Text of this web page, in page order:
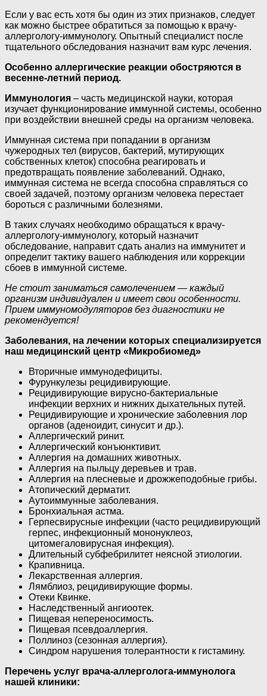
Если у вас есть хотя бы один из этих признаков, следует
как можно быстрее обратиться за помощью к врачу-
аллергологу-иммунологу. Опытный специалист после
тщательного обследования назначит вам курс лечения.
Особенно аллергические реакции обостряются в
весенне-летний период.
Иммунология – часть медицинской науки, которая
изучает функционирование иммунной системы, особенно
при воздействии внешней среды на организм человека.
Иммунная система при попадании в организм
чужеродных тел (вирусов, бактерий, мутирующих
собственных клеток) способна реагировать и
предотвращать появление заболеваний. Однако,
иммунная система не всегда способна справляться со
своей задачей, поэтому организм человека перестает
бороться с различными болезнями.
В таких случаях необходимо обращаться к врачу-
аллергологу-иммунологу, который назначит
обследование, направит сдать анализ на иммунитет и
определит тактику вашего наблюдения или коррекции
сбоев в иммунной системе.
Не стоит заниматься самолечением — каждый
организм индивидуален и имеет свои особенности.
Прием иммуномодуляторов без диагностики не
рекомендуется!
Заболевания, на лечении которых специализируется
наш медицинский центр «Микробиомед»
Вторичные иммунодефициты.
Фурункулезы рецидивирующие.
Рецидивирующие вирусно-бактериальные
инфекции верхних и нижних дыхательных путей.
Рецидивирующие и хронические заболевния лор
органов (аденоидит, синусит и др.).
Аллергический ринит.
Аллергический конъюнктивит.
Аллергия на домашних животных.
Аллергия на пыльцу деревьев и трав.
Аллергия на плесневые и дрожжеподобные грибы.
Атопический дерматит.
Аутоиммунные заболевания.
Бронхиальная астма.
Герпесвирусные инфекции (часто рецидивирующий
герпес, инфекционный мононуклеоз,
цитомегаловирусная инфекция).
Длительный субфебрилитет неясной этиологии.
Крапивница.
Лекарственная аллергия.
Лямблиоз, рецидивирующие формы.
Отеки Квинке.
Наследственный ангиоотек.
Пищевая непереносимость.
Пищевая псевдоаллергия.
Поллиноз (сезонная аллергия).
Синдром нарушения толерантности к гистамину.
Перечень услуг врача-аллерголога-иммунолога
нашей клиники: